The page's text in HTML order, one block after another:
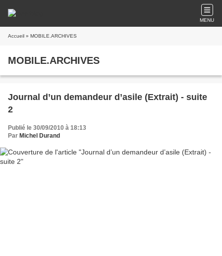
MENU
Accueil » MOBILE.ARCHIVES
MOBILE.ARCHIVES
Journal d’un demandeur d’asile (Extrait) - suite
2
Publié le 30/09/2010 à 18:13
Par Michel Durand